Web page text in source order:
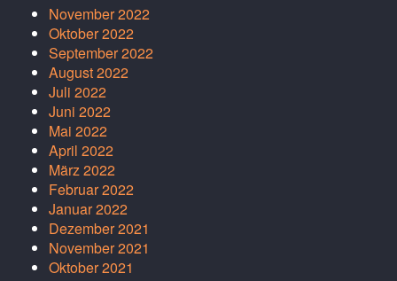
November 2022
Oktober 2022
September 2022
August 2022
Juli 2022
Juni 2022
Mai 2022
April 2022
März 2022
Februar 2022
Januar 2022
Dezember 2021
November 2021
Oktober 2021